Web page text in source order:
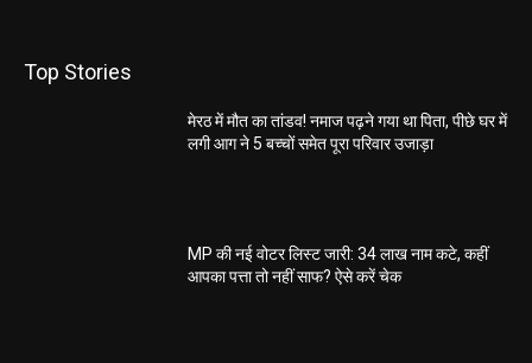
Top Stories
मेरठ में मौत का तांडव! नमाज पढ़ने गया था पिता, पीछे घर में
लगी आग ने 5 बच्चों समेत पूरा परिवार उजाड़ा
MP की नई वोटर लिस्ट जारी: 34 लाख नाम कटे, कहीं
आपका पत्ता तो नहीं साफ? ऐसे करें चेक